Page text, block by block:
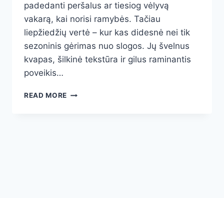
padedanti peršalus ar tiesiog vėlyvą
vakarą, kai norisi ramybės. Tačiau
liepžiedžių vertė – kur kas didesnė nei tik
sezoninis gėrimas nuo slogos. Jų švelnus
kvapas, šilkinė tekstūra ir gilus raminantis
poveikis…
READ MORE LIEPŽIEDŽIŲ